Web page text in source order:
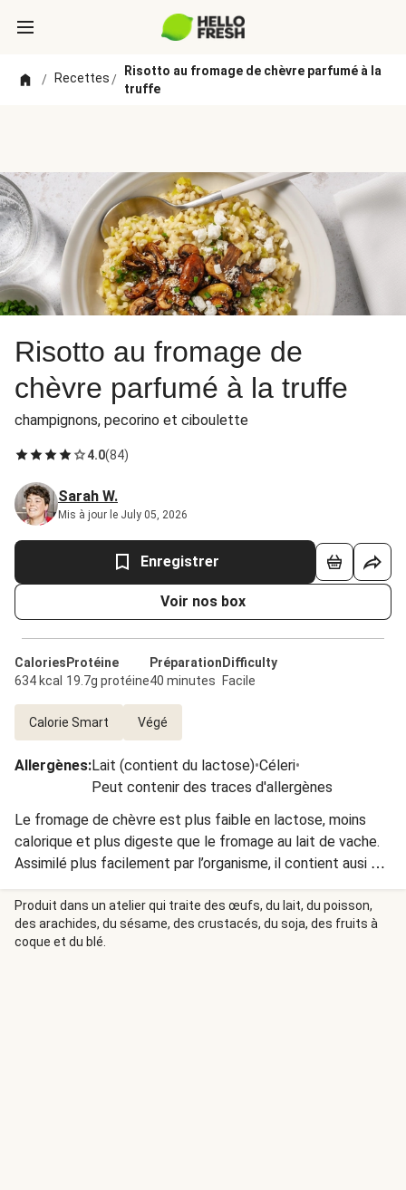
/ Recettes/
Risotto au fromage de chèvre parfumé à la
truffe
Risotto au fromage de
chèvre parfumé à la truffe
champignons, pecorino et ciboulette
4.0(84)
Sarah W.
Mis à jour le July 05, 2026
Enregistrer
Voir nos box
Calories
634 kcal
Protéine
19.7g protéine
Préparation
40 minutes
Difficulty
Facile
Calorie Smart Végé
Allergènes:Lait (contient du lactose)•Céleri•
Peut contenir des traces d'allergènes
Le fromage de chèvre est plus faible en lactose, moins
calorique et plus digeste que le fromage au lait de vache.
Assimilé plus facilement par l’organisme, il contient ausi 2
fois plus de minéraux que ce dernier.
Produit dans un atelier qui traite des œufs, du lait, du poisson,
des arachides, du sésame, des crustacés, du soja, des fruits à
coque et du blé.